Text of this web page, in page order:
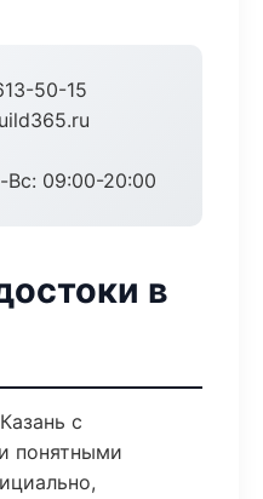
50-15
Вс: 09:00-20:00
в
с
понятными